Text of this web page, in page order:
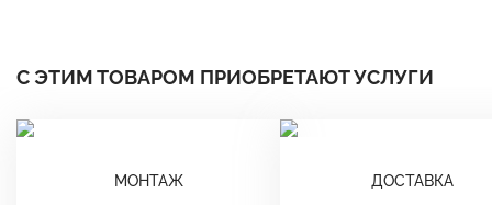
С ЭТИМ ТОВАРОМ ПРИОБРЕТАЮТ УСЛУГИ
МОНТАЖ ДОСТАВКА